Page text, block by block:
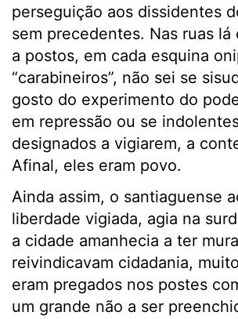
perseguição aos dissidentes
sem precedentes. Nas ruas lá
a postos, em cada esquina
“carabineiros”, não sei se
gosto do experimento do
em repressão ou se
designados a vigiarem, a
Afinal, eles eram povo.
Ainda assim, o santiaguense
liberdade vigiada, agia na
a cidade amanhecia a ter
reivindicavam cidadania,
eram pregados nos postes
um grande não a ser